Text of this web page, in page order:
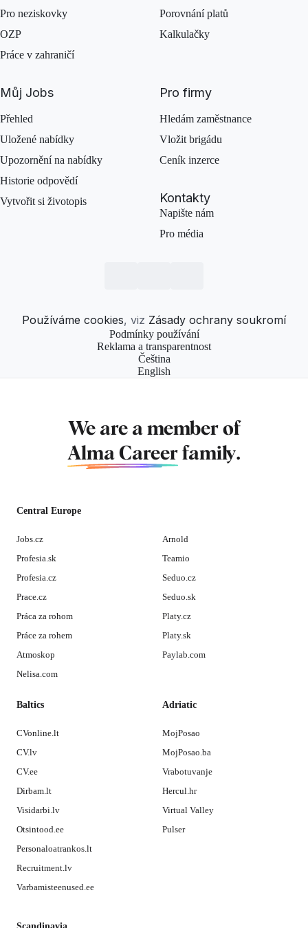
Pro neziskovky
OZP
Práce v zahraničí
Porovnání platů
Kalkulačky
Můj Jobs
Přehled
Uložené nabídky
Upozornění na nabídky
Historie odpovědí
Vytvořit si životopis
Pro firmy
Hledám zaměstnance
Vložit brigádu
Ceník inzerce
Kontakty
Napište nám
Pro média
Používáme cookies, viz Zásady ochrany soukromí
Podmínky používání
Reklama a transparentnost
Čeština
English
We are a member of
Alma Career family.
Central Europe
Jobs.cz
Profesia.sk
Profesia.cz
Prace.cz
Práca za rohom
Práce za rohem
Atmoskop
Nelisa.com
Arnold
Teamio
Seduo.cz
Seduo.sk
Platy.cz
Platy.sk
Paylab.com
Baltics
CVonline.lt
CV.lv
CV.ee
Dirbam.lt
Visidarbi.lv
Otsintood.ee
Personaloatrankos.lt
Recruitment.lv
Varbamisteenused.ee
Adriatic
MojPosao
MojPosao.ba
Vrabotuvanje
Hercul.hr
Virtual Valley
Pulser